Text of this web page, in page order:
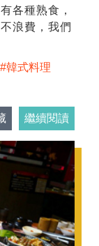
各種熟食，
浪費，我們
韓式料理
繼續閱讀